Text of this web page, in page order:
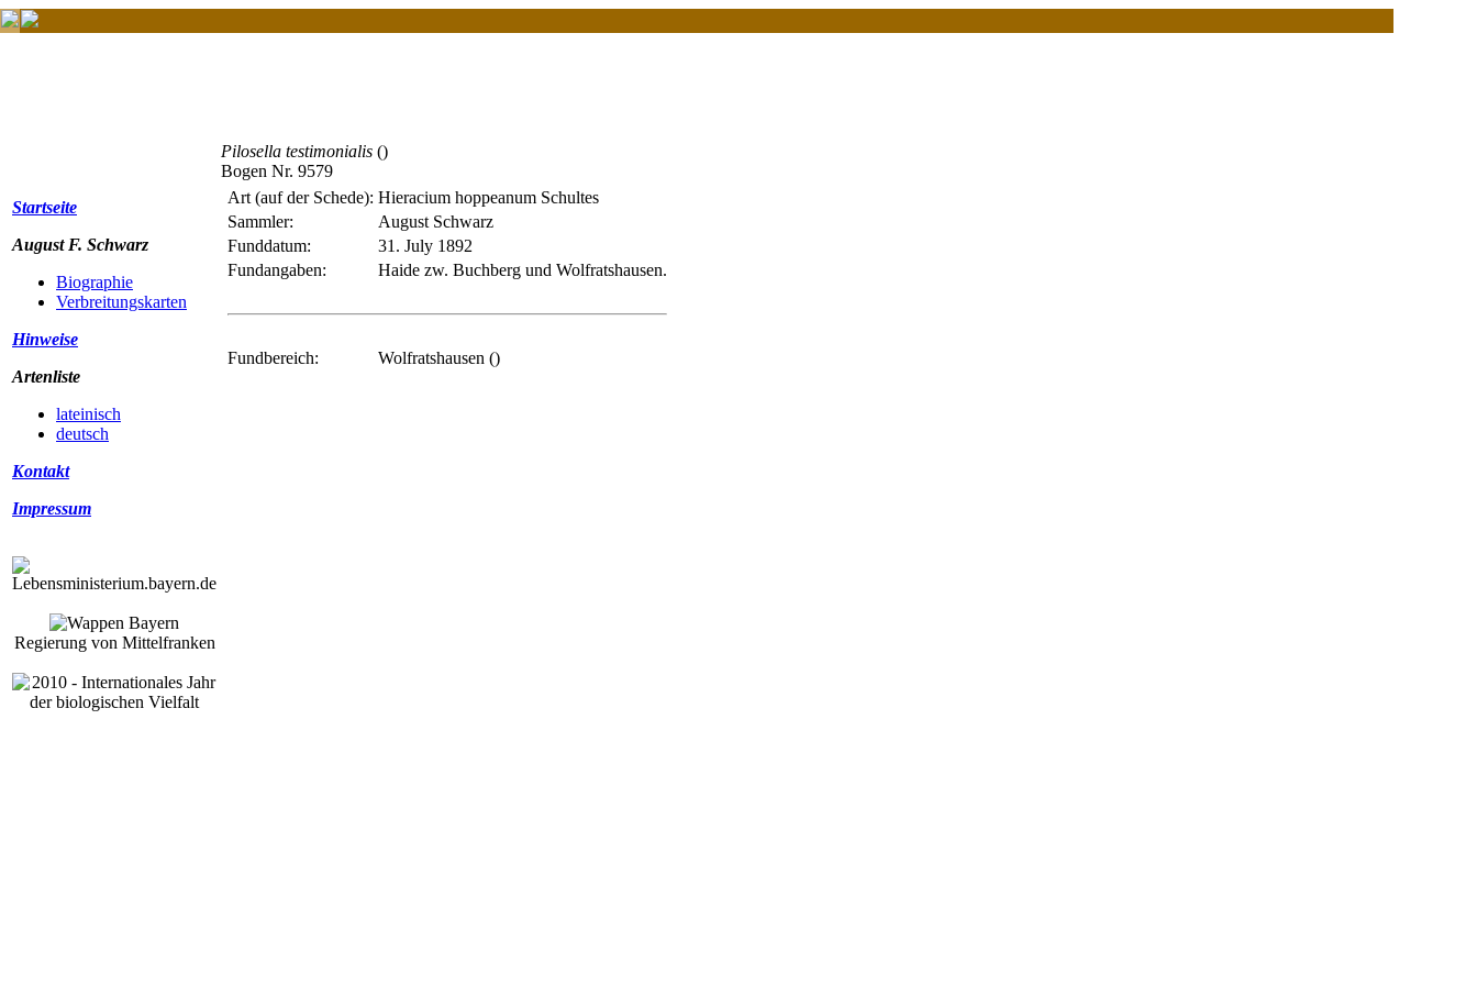
Startseite
August F. Schwarz
Biographie
Verbreitungskarten
Hinweise
Artenliste
lateinisch
deutsch
Kontakt
Impressum
Regierung von Mittelfranken
Pilosella testimonialis ()
Bogen Nr. 9579
Art (auf der Schede): Hieracium hoppeanum Schultes
Sammler:
August Schwarz
Funddatum:
31. July 1892
Fundangaben:
Haide zw. Buchberg und Wolfratshausen.
Fundbereich: Wolfratshausen ()